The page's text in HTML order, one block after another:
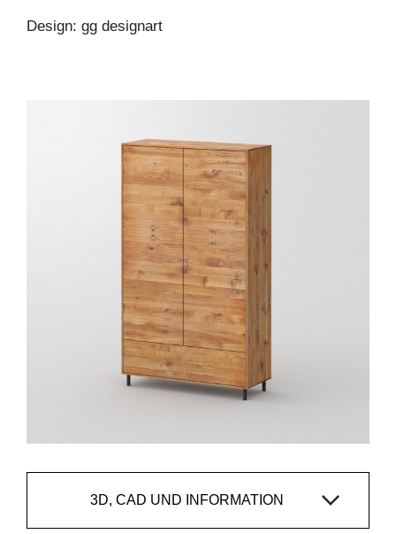
Design: gg designart
3D, CAD UND INFORMATION